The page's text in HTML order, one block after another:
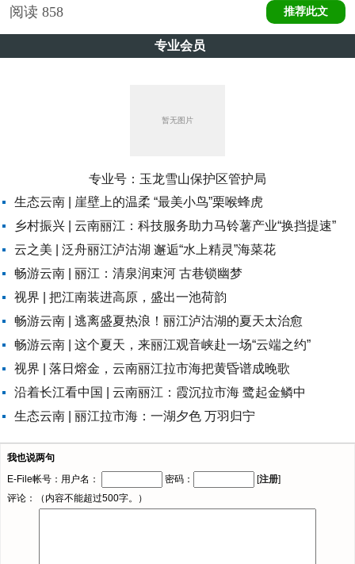
阅读 858 推荐此文
专业会员
专业号： 玉龙雪山保护区管护局
生态云南 | 崖壁上的温柔 “最美小鸟”栗喉蜂虎
乡村振兴 | 云南丽江：科技服务助力马铃薯产业“换挡提速”
云之美 | 泛舟丽江泸沽湖 邂逅“水上精灵”海菜花
畅游云南 | 丽江：清泉润束河 古巷锁幽梦
视界 | 把江南装进高原，盛出一池荷韵
畅游云南 | 逃离盛夏热浪！丽江泸沽湖的夏天太治愈
畅游云南 | 这个夏天，来丽江观音峡赴一场“云端之约”
视界 | 落日熔金，云南丽江拉市海把黄昏谱成晚歌
沿着长江看中国 | 云南丽江：霞沉拉市海 鹭起金鳞中
生态云南 | 丽江拉市海：一湖夕色 万羽归宁
我也说两句
E-File帐号：用户名：
密码： [注册]
评论：（内容不能超过500字。）